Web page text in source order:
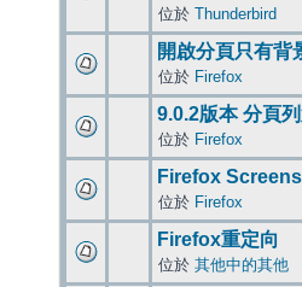
位於 Thunderbird
開啟分頁只有背
位於 Firefox
9.0.2版本 分頁
位於 Firefox
Firefox
位於 Firefox
Firefox重定向
位於 其他中的其他